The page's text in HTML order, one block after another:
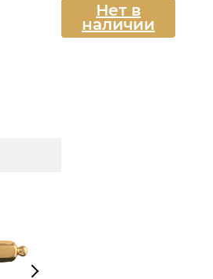
Нет в
наличии